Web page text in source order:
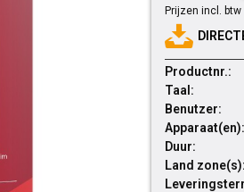
Prijzen incl. btw
Productnr.:
Taal:
Benutzer:
Apparaat(en):
Duur:
Land zone(s):